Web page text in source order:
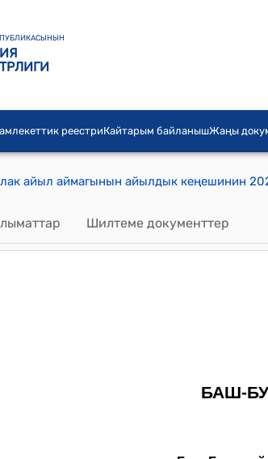
реестриКайтарым байланышЖаңы
Шилтеме документтер